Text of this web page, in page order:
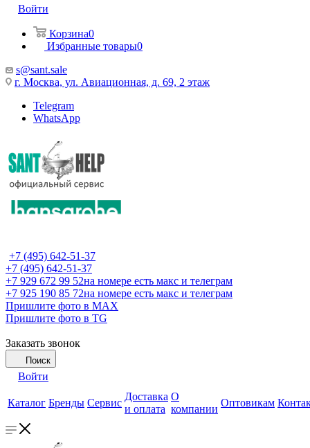
Войти
Корзина0
Избранные товары0
s@sant.sale
г. Москва, ул. Авиационная, д. 69, 2 этаж
Telegram
WhatsApp
+7 (495) 642-51-37
+7 (495) 642-51-37
+7 929 672 99 52на номере есть макс и телеграм
+7 925 190 85 72на номере есть макс и телеграм
Пришлите фото в MAX
Пришлите фото в TG
Заказать звонок
Поиск
Войти
Каталог Бренды Сервис
Доставка
и оплата
О
компании
Оптовикам